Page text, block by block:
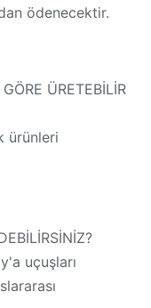
ödenecektir.
ÜRETEBİLİR
ürünleri
uçuşları